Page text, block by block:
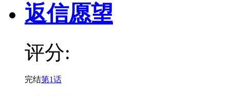
返信愿望
评分:
完结第1话